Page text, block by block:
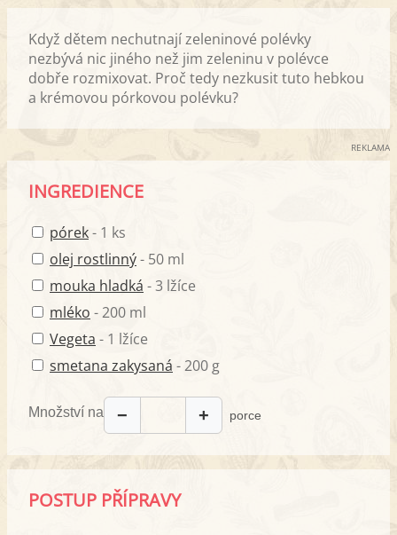
Když dětem nechutnají zeleninové polévky
nezbývá nic jiného než jim zeleninu v polévce
dobře rozmixovat. Proč tedy nezkusit tuto hebkou
a krémovou pórkovou polévku?
REKLAMA
INGREDIENCE
pórek- 1 ks
olej rostlinný- 50 ml
mouka hladká - 3 lžíce
mléko - 200 ml
Vegeta - 1 lžíce
smetana zakysaná - 200 g
Množství na − + porce
POSTUP PŘÍPRAVY